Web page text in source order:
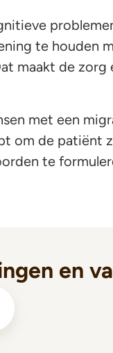
te houden
maakt de
met een
om de
te
en